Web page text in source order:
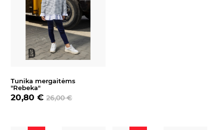
Tunika mergaitėms
"Rebeka"
20,80 €26,00 €